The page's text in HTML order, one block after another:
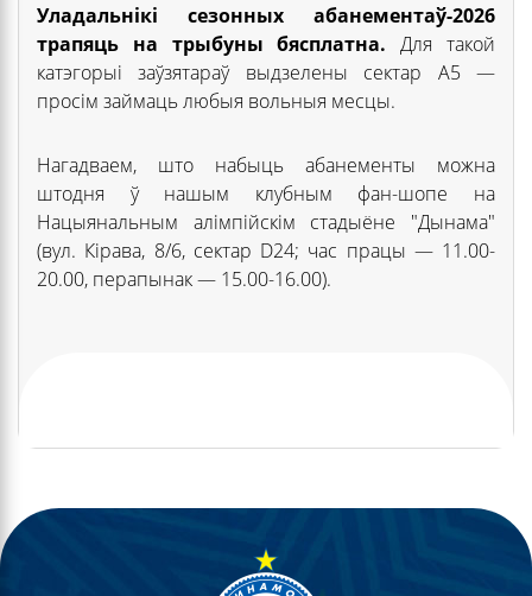
Уладальнікі сезонных абанементаў-2026
трапяць на трыбуны бясплатна. Для такой
катэгорыі заўзятараў выдзелены сектар А5 —
просім займаць любыя вольныя месцы.
Нагадваем, што набыць абанементы можна
штодня ў нашым клубным фан-шопе на
Нацыянальным алімпійскім стадыёне "Дынама"
(вул. Кірава, 8/6, сектар D24; час працы — 11.00-
20.00, перапынак — 15.00-16.00).